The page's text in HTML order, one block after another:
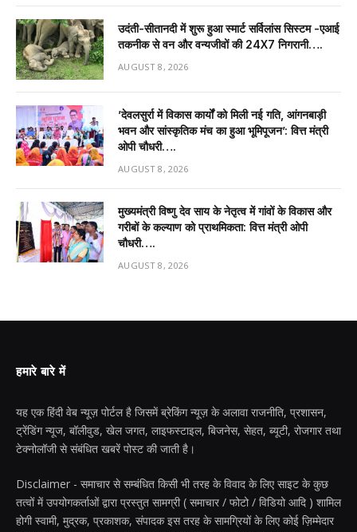
उदंती-सीतानदी में शुरू हुआ स्मार्ट सर्विलांस सिस्टम -एआई
तकनीक से वन और वन्यजीवों की 24X7 निगरानी….
AUGUST 8, 2026
’देवलसुर्रा में विकास कार्यों को मिली नई गति, आंगनबाड़ी
भवन और सांस्कृतिक मंच का हुआ भूमिपूजन’: वित्त मंत्री
ओपी चौधरी….
AUGUST 8, 2026
मुख्यमंत्री विष्णु देव साय के नेतृत्व में गांवों के विकास और
गरीबों के कल्याण को प्राथमिकता: वित्त मंत्री ओपी
चौधरी….
AUGUST 8, 2026
हमारे बारे में
यह एक हिंदी वेब न्यूज़ पोर्टल है जिसमें ब्रेकिंग न्यूज़ के अलावा राजनीति, प्रशासन,
ट्रेंडिंग न्यूज, बॉलीवुड, खेल जगत, लाइफस्टाइल, बिजनेस, सेहत, ब्यूटी, रोजगार तथा
टेक्नोलॉजी से संबंधित खबरें पोस्ट की जाती है।
Disclaimer - समाचार से सम्बंधित किसी भी तरह के विवाद के लिए साइट के कुछ
तत्वों में उपयोगकर्ताओं द्वारा प्रस्तुत सामग्री ( समाचार / फोटो / विडियो आदि ) शामिल
होगी स्वामी, मुद्रक, प्रकाशक, संपादक इस तरह के सामग्रियों के लिए कोई ज़िम्मेदार